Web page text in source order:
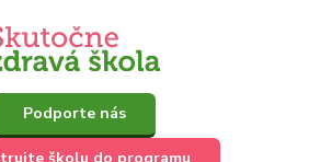
Podporte nás
školu do programu